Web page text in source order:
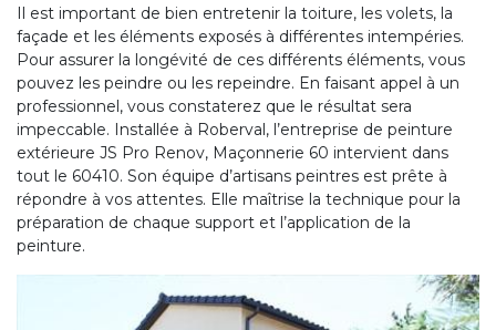
Il est important de bien entretenir la toiture, les volets, la
façade et les éléments exposés à différentes intempéries.
Pour assurer la longévité de ces différents éléments, vous
pouvez les peindre ou les repeindre. En faisant appel à un
professionnel, vous constaterez que le résultat sera
impeccable. Installée à Roberval, l’entreprise de peinture
extérieure JS Pro Renov, Maçonnerie 60 intervient dans
tout le 60410. Son équipe d’artisans peintres est prête à
répondre à vos attentes. Elle maîtrise la technique pour la
préparation de chaque support et l’application de la
peinture.